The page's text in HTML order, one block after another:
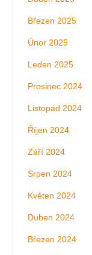
Březen 2025
Únor 2025
Leden 2025
Prosinec 2024
Listopad 2024
Říjen 2024
Září 2024
Srpen 2024
Květen 2024
Duben 2024
Březen 2024